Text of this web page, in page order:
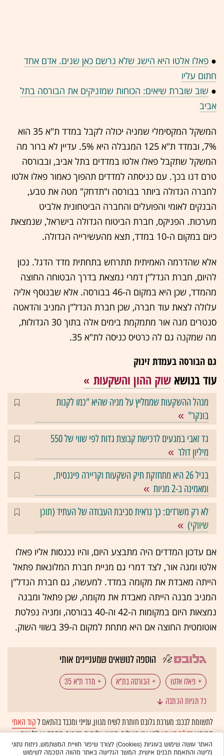
● פאלו אלטו היא הישג שלא נרשם כאן שנים. אדם אחד
חתום עליו
● שוב שוברת שיאים: הכוחות שמזניקים את הבורסה בתל
אביב
המשקל המקסימלי שמניה יכולה לקבל במדד ת"א 35 הוא
7%, ובמדד ת"א 125 המגבלה היא 5%. עדיין לא ברור מה
המשקל שתקבל פאלו אלטו במדדים בתל אביב, ובבורסה
טרם דנו בכך. עם כניסתה למדדים תהפוך כאמור פאלו אלטו
לחברה הגדולה ביותר בבורסה ו"תדחק" מטה את טבע,
הבנקים לאומי והפועלים והחברה הביטחונית אלביט
מערכות. הפניקס, חברת הביטוח הגדולה בישראל, שנמצאת
כיום במקום ה-10 במדד, תצא מהעשירייה הגדולה.
אלא שהדרמה האמיתית תתרחש בתחתית מדד הדגל. נכון
להיום, חברת הנדל"ן דמרי נמצאת בדרך הבטוחה החוצה
מהמדד, שכן היא במקום ה-46 בבורסה. אלא שבנוסף אליה
עלולה לצאת עוד חברה, שכן חברת הנדל"ן המניב והדאטה
סנטרים מגה אור מתמקמת בימים אלה בתוך 30 הגדולות,
מה שמקנה גם לה כרטיס כניסה לת"א 35.
גם הבורסה בעמדת זינוק
עוד בנושא שוק ההון והשקעות
מנהל ההשקעות שממליץ על מניה שהיא "כמו לקנות
בונקר"
גד זאבי במגעים לרכישת קבוצת גדות לפי שווי של 550
מיליון דולר
בגיל 26 היא מתחזקת תיק השקעות וקריירה פיננסית,
ומאמינה ב-2 מניות
לא רק משרדים: כך נראית סביבת העבודה של העתיד (תוכן
שיווקי)
אם עדכון המדדים היה מתבצע היום, והיו נכנסות אליו פאלו
אלטו ומגה אור, לצד דמרי גם מניית חברת המלונאות פתאל
הייתה מאבדת את מקומה במדד. למעשה, גם חברת הנדל"ן
המניב מבנה הייתה מאבדת את מקומה, שכן פתאל ומבנה
נמצאות היום במקומות ה-42 וה-40 בבורסה, ומניה נפלטת
אוטומטית החוצה אם היא מתחת למקום ה-39 בשווי השוק.
הוספה לנושאים שמעניינים אותי
פאלו אלטו הבורסה בת"א מדד ת"א 35
קבוצת מבנה
כל תגיות הכתבה
לתשומת לבכם: מערכת גלובס חותרת לשיח מגוון, ענייני ומכבד בהתאם לקוד האתי
המופיעבדו"ח האמוןלפיו אנו פועלים. ביטויי אלימות, גזענות, הסתה או כל שיח
בלתי הולם אחר מסוננים בצורהאוטומטיתולא יפורסמו באתר.
האתר עושה שימוש בעוגיות (Cookies) לצורך שיפור חוויית המשתמש, ניתוח נתוני
גלישה והתאמת תכנים אישית. המשך הגלישה באתר מהווה הסכמה לשימוש